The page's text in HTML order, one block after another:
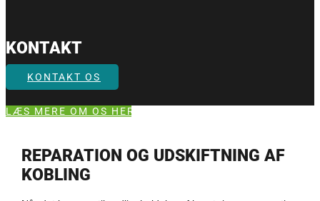
KONTAKT
KONTAKT OS
LÆS MERE OM OS HER
REPARATION OG UDSKIFTNING AF
KOBLING